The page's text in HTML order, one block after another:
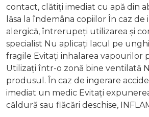
contact, clătiți imediat cu apă din
lăsa la îndemâna copiilor În caz de
alergică, întrerupeți utilizarea și
specialist Nu aplicați lacul pe
fragile Evitați inhalarea vapourilor
Utilizați într-o zonă bine ventilată
produsul. În caz de ingerare
imediat un medic Evitați
căldură sau flăcări deschise,